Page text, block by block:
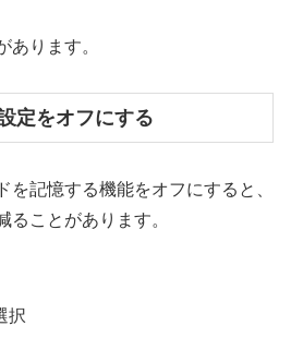
あります。
定をオフにする
を記憶する機能をオフにすると、
ることがあります。
択